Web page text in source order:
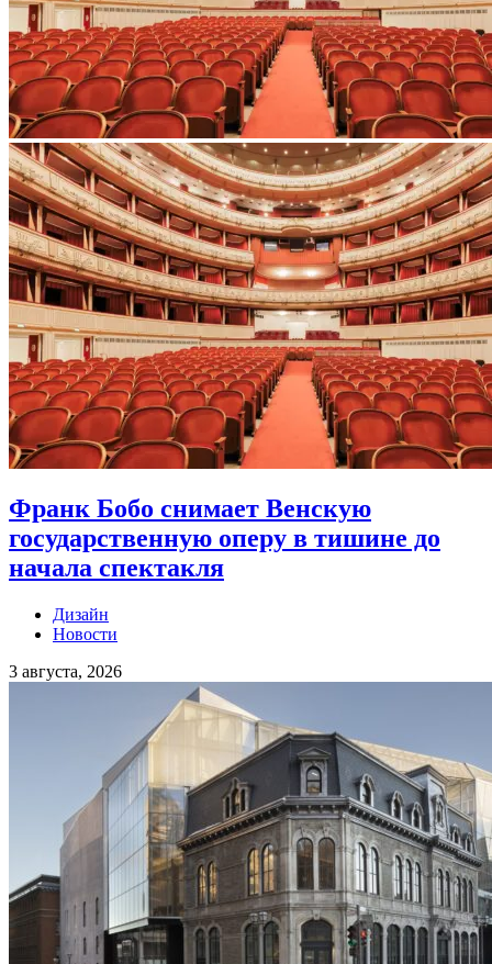
Франк Бобо снимает Венскую
государственную оперу в тишине до
начала спектакля
Дизайн
Новости
3 августа, 2026